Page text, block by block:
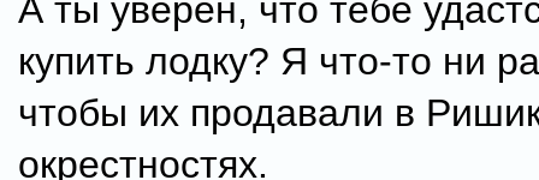
А ты уверен, что тебе
купить лодку? Я что-то ни
чтобы их продавали в
окрестностях.